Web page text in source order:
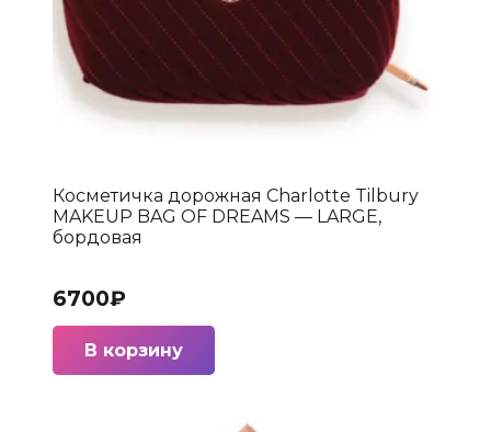
Косметичка дорожная Charlotte Tilbury
MAKEUP BAG OF DREAMS — LARGE,
бордовая
6700₽
В корзину